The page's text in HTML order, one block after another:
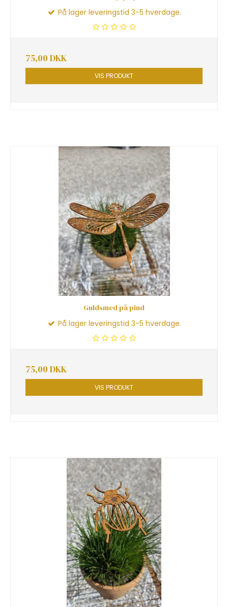
På lager leveringstid 3-5 hverdage.
75,00 DKK
VIS PRODUKT
Guldsmed på pind
På lager leveringstid 3-5 hverdage.
75,00 DKK
VIS PRODUKT